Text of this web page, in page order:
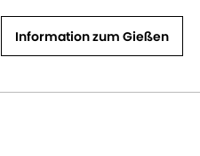
Information zum Gießen